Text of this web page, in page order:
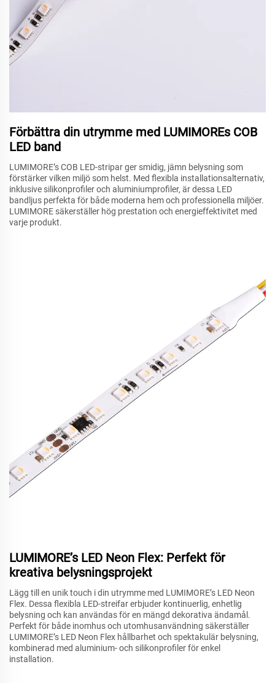
Förbättra din utrymme med LUMIMOREs COB
LED band
LUMIMORE’s COB LED-stripar ger smidig, jämn belysning som
förstärker vilken miljö som helst. Med flexibla installationsalternativ,
inklusive silikonprofiler och aluminiumprofiler, är dessa LED
bandljus perfekta för både moderna hem och professionella miljöer.
LUMIMORE säkerställer hög prestation och energieffektivitet med
varje produkt.
LUMIMORE’s LED Neon Flex: Perfekt för
kreativa belysningsprojekt
Lägg till en unik touch i din utrymme med LUMIMORE’s LED Neon
Flex. Dessa flexibla LED-streifar erbjuder kontinuerlig, enhetlig
belysning och kan användas för en mängd dekorativa ändamål.
Perfekt för både inomhus och utomhusanvändning säkerställer
LUMIMORE’s LED Neon Flex hållbarhet och spektakulär belysning,
kombinerad med aluminium- och silikonprofiler för enkel
installation.